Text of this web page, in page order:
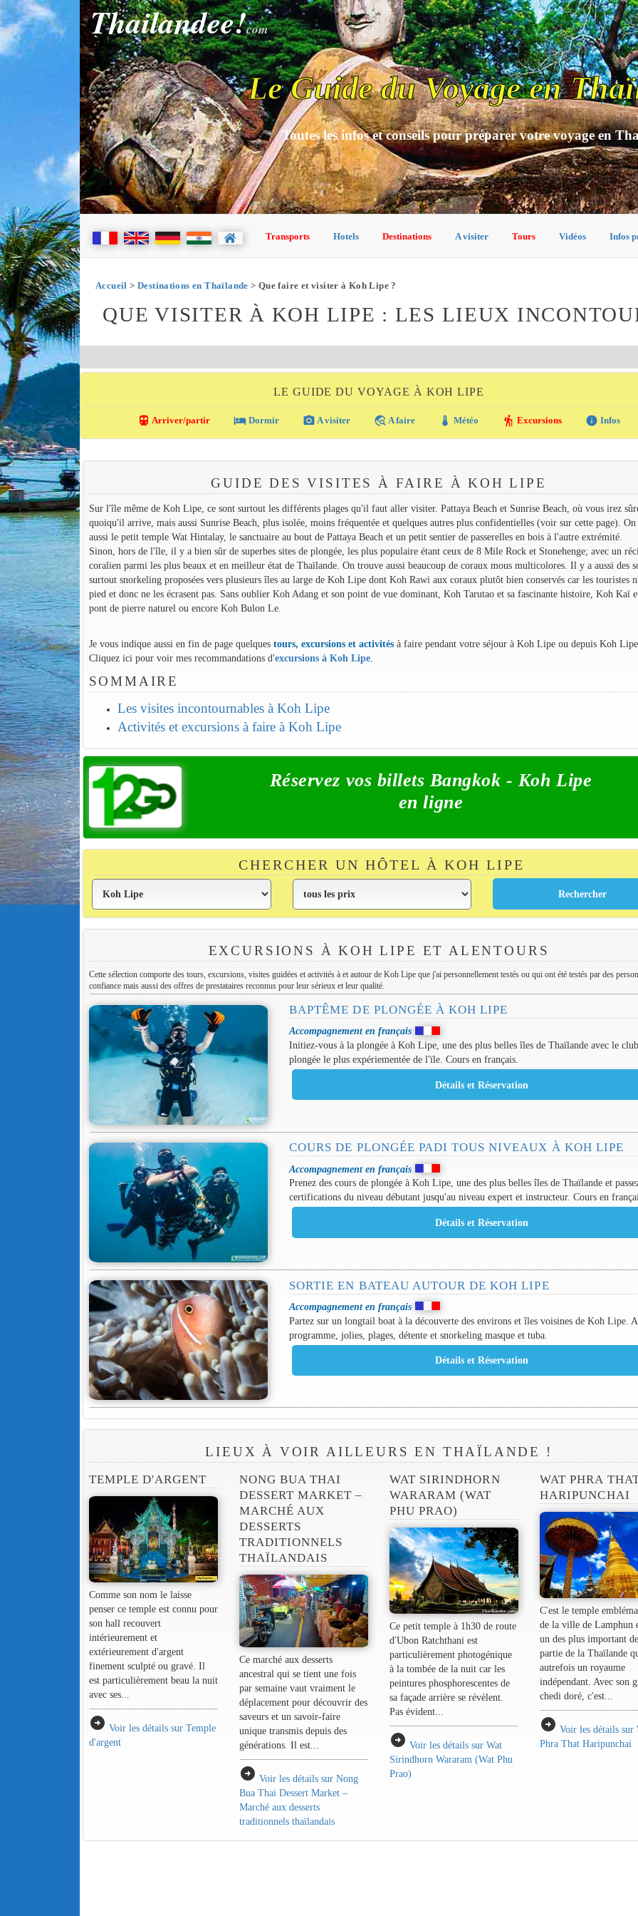
Thailandee!com
Le Guide du Voyage en
Toutes les infos et conseils pour préparer votre voyage en
Transports Hotels Destinations A visiter Tours Vidéos Infos
Accueil > Destinations en Thaïlande > Que faire et visiter à Koh Lipe ?
QUE VISITER À KOH LIPE : LES LIEUX
LE GUIDE DU VOYAGE À KOH LIPE
directions_transit Arriver/partir local_hotel Dormir photo_camera A visiter travel_explore A faire thermostat Météo hiking Excursions info Infos
GUIDE DES VISITES À FAIRE À KOH LIPE
Sur l'île même de Koh Lipe, ce sont surtout les différents plages qu'il faut aller visiter. Pattaya Beach et Sunrise Beach, où vous irez
quoiqu'il arrive, mais aussi Sunrise Beach, plus isolée, moins fréquentée et quelques autres plus confidentielles (voir sur cette page). On
aussi le petit temple Wat Hintalay, le sanctuaire au bout de Pattaya Beach et un petit sentier de passerelles en bois à l'autre extrémité.
Sinon, hors de l'île, il y a bien sûr de superbes sites de plongée, les plus populaire étant ceux de 8 Mile Rock et Stonehenge; avec un
coralien parmi les plus beaux et en meilleur état de Thaïlande. On trouve aussi beaucoup de coraux mous multicolores. Il y a aussi des
surtout snorkeling proposées vers plusieurs îles au large de Koh Lipe dont Koh Rawi aux coraux plutôt bien conservés car les touristes
pied et donc ne les écrasent pas. Sans oublier Koh Adang et son point de vue dominant, Koh Tarutao et sa fascinante histoire, Koh Kaï
pont de pierre naturel ou encore Koh Bulon Le.
Je vous indique aussi en fin de page quelques tours, excursions et activitésà faire pendant votre séjour à Koh Lipe ou depuis Koh Lipe.
Cliquez ici pour voir mes recommandations d'excursions à Koh Lipe.
SOMMAIRE
Les visites incontournables à Koh Lipe
Activités et excursions à faire à Koh Lipe
Réservez vos billets Bangkok - Koh Lipe
en ligne
CHERCHER UN HÔTEL À KOH LIPE
EXCURSIONS À KOH LIPE ET ALENTOURS
Cette sélection comporte des tours, excursions, visites guidées et activités à et autour de Koh Lipe que j'ai personnellement testés ou qui ont été testés par des
confiance mais aussi des offres de prestataires reconnus pour leur sérieux et leur qualité.
BAPTÊME DE PLONGÉE À KOH LIPE
Accompagnement en français
Initiez-vous à la plongée à Koh Lipe, une des plus belles îles de Thaïlande avec le
plongée le plus expériementée de l'ïle. Cours en français.
COURS DE PLONGÉE PADI TOUS NIVEAUX À KOH LIPE
Accompagnement en français
Prenez des cours de plongée à Koh Lipe, une des plus belles îles de Thaïlande et
certifications du niveau débutant jusqu'au niveau expert et instructeur. Cours en
SORTIE EN BATEAU AUTOUR DE KOH LIPE
Accompagnement en français
Partez sur un longtail boat à la découverte des environs et îles voisines de Koh Lipe.
programme, jolies, plages, détente et snorkeling masque et tuba.
LIEUX À VOIR AILLEURS EN THAÏLANDE !
TEMPLE D'ARGENT
Comme son nom le laisse
penser ce temple est connu pour
son hall recouvert
intérieurement et
extérieurement d'argent
finement sculpté ou gravé. Il
est particulièrement beau la nuit
avec ses...
arrow_circle_right Voir les détails sur Temple
d'argent
NONG BUA THAI
DESSERT MARKET –
MARCHÉ AUX
DESSERTS
TRADITIONNELS
THAÏLANDAIS
Ce marché aux desserts
ancestral qui se tient une fois
par semaine vaut vraiment le
déplacement pour découvrir des
saveurs et un savoir-faire
unique transmis depuis des
générations. Il est...
arrow_circle_right Voir les détails sur Nong
Bua Thai Dessert Market –
Marché aux desserts
traditionnels thaïlandais
WAT SIRINDHORN
WARARAM (WAT
PHU PRAO)
Ce petit temple à 1h30 de route
d'Ubon Ratchthani est
particulièrement photogénique
à la tombée de la nuit car les
peintures phosphorescentes de
sa façade arrière se révèlent.
Pas évident...
arrow_circle_right Voir les détails sur Wat
Sirindhorn Wararam (Wat Phu
Prao)
WAT PHRA
HARIPUNCHAI
C'est le temple
de la ville de Lamphun
un des plus important
partie de la Thaïlande
autrefois un royaume
indépendant. Avec son
chedi doré, c'est...
arrow_circle_right Voir les détails sur
Phra That Haripunchai